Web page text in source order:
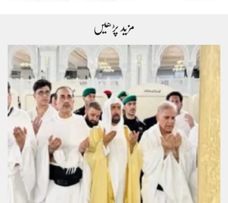
مزید پڑھیں